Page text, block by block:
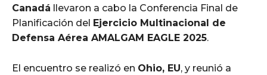
Canadá llevaron a cabo la Conferencia Final de
Planificación del Ejercicio Multinacional de
Defensa Aérea AMALGAM EAGLE 2025.
El encuentro se realizó en Ohio, EU, y reunió a